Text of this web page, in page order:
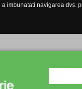
imbunatati navigarea